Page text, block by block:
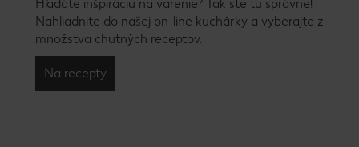
Hľadáte inšpiráciu na varenie? Tak ste tu správne!
Nahliadnite do našej on-line kuchárky a vyberajte z
množstva chutných receptov.
Na recepty